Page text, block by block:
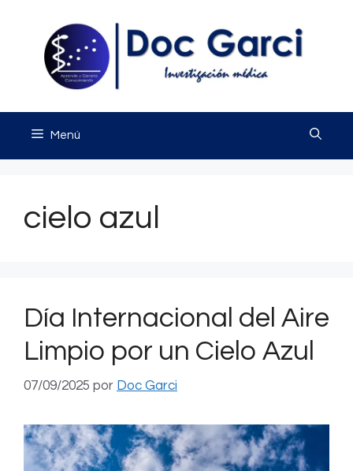
contenido
Menú
cielo azul
Día Internacional del Aire
Limpio por un Cielo Azul
07/09/2025 por Doc Garci